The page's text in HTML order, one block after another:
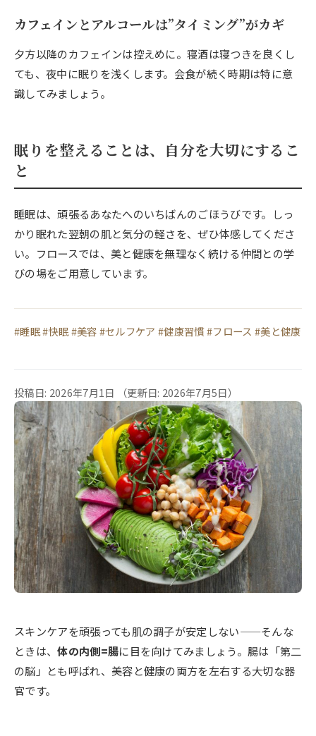
カフェインとアルコールは”タイミング”がカギ
夕方以降のカフェインは控えめに。寝酒は寝つきを良くし
ても、夜中に眠りを浅くします。会食が続く時期は特に意
識してみましょう。
眠りを整えることは、自分を大切にするこ
と
睡眠は、頑張るあなたへのいちばんのごほうびです。しっ
かり眠れた翌朝の肌と気分の軽さを、ぜひ体感してくださ
い。フロースでは、美と健康を無理なく続ける仲間との学
びの場をご用意しています。
#睡眠 #快眠 #美容 #セルフケア #健康習慣 #フロース #美と健康
投稿日: 2026年7月1日 （更新日: 2026年7月5日）
スキンケアを頑張っても肌の調子が安定しない——そんな
ときは、体の内側=腸に目を向けてみましょう。腸は「第二
の脳」とも呼ばれ、美容と健康の両方を左右する大切な器
官です。